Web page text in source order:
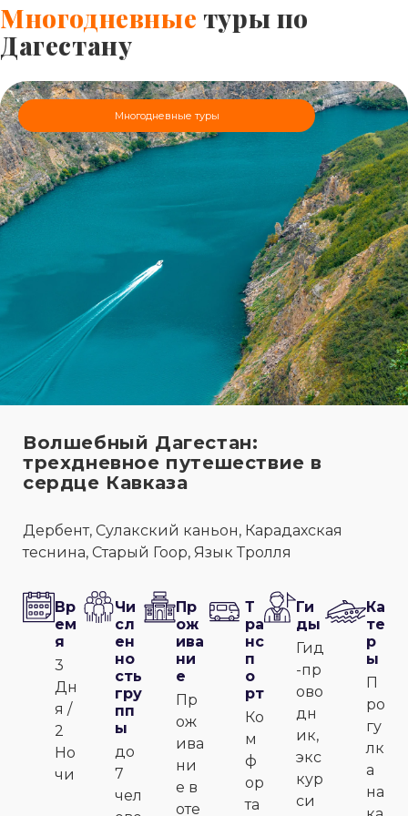
Многодневные туры по
Дагестану
Многодневные туры
Волшебный Дагестан:
трехдневное путешествие в
сердце Кавказа
Дербент, Сулакский каньон, Карадахская
теснина, Старый Гоор, Язык Тролля
Вр
ем
я
3
Дн
я /
2
Но
чи
Чи
сл
ен
но
сть
гру
пп
ы
до
7
чел
Пр
ож
ива
ни
е
Пр
ож
ива
ни
е в
оте
Т
ра
нс
п
о
рт
Ко
м
ф
ор
та
Ги
ды
Гид
-пр
ово
дн
ик,
экс
кур
си
Ка
те
р
ы
П
ро
гу
лк
а
на